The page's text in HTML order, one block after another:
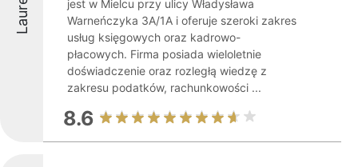
jest w Mielcu przy ulicy Władysława
Warneńczyka 3A/1A i oferuje szeroki zakres
usług księgowych oraz kadrowo-
płacowych. Firma posiada wieloletnie
doświadczenie oraz rozległą wiedzę z
zakresu podatków, rachunkowości ...
8.6